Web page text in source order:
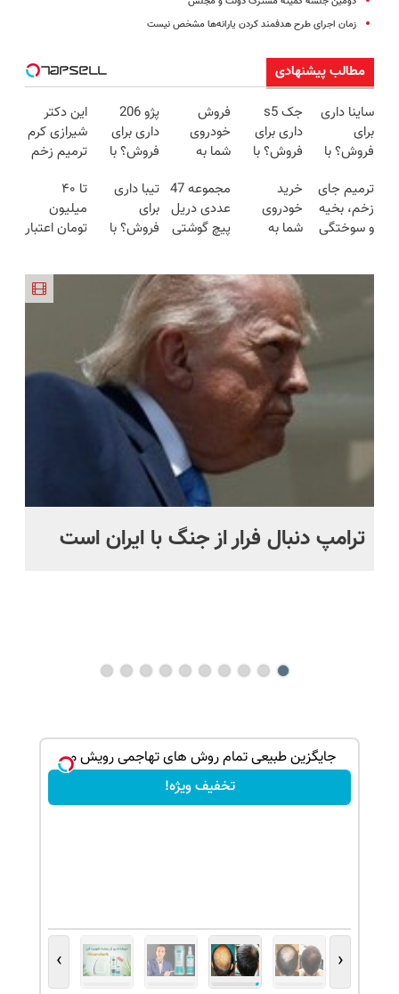
زمان اجرای طرح هدفمند کردن یارانه‌ها مشخص نیست
مطالب پیشنهادی
ساینا داری
برای
فروش؟ با
بهترین
قیمت
بفروش!
جک s5
داری برای
فروش؟ با
بهترین
قیمت
بفروش!
فروش
خودروی
شما به
قیمت بازار
✅
پژو 206
داری برای
فروش؟ با
بهترین
قیمت
بفروش!
این دکتر
شیرازی کرم
ترمیم زخم
ساخت!!!
ترمیم جای
زخم، بخیه
و سوختگی
خرید
خودروی
شما به
✅
مجموعه 47
عددی دریل
پیچ گوشتی
مدت
محدود)
تیبا داری
برای
فروش؟ با
قیمت
بفروش!
تا ۴۰
میلیون
تومان اعتبار
دریافت کن
ترامپ دنبال فرار از جنگ با ایران است
جایگزین طبیعی تمام روش های تهاجمی رویش مو
تخفیف ویژه!
‹
›